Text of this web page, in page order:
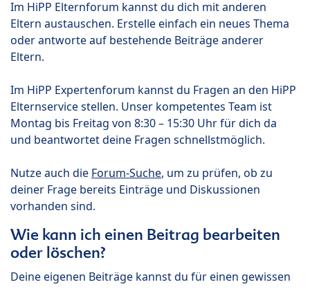
Im HiPP Elternforum kannst du dich mit anderen
Eltern austauschen. Erstelle einfach ein neues Thema
oder antworte auf bestehende Beiträge anderer
Eltern.
Im HiPP Expertenforum kannst du Fragen an den HiPP
Elternservice stellen. Unser kompetentes Team ist
Montag bis Freitag von 8:30 – 15:30 Uhr für dich da
und beantwortet deine Fragen schnellstmöglich.
Nutze auch die Forum-Suche, um zu prüfen, ob zu
deiner Frage bereits Einträge und Diskussionen
vorhanden sind.
Wie kann ich einen Beitrag bearbeiten
oder löschen?
Deine eigenen Beiträge kannst du für einen gewissen